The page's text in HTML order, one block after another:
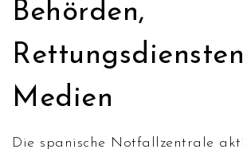
Behörden,
Medien
Die spanische Notfallzentrale